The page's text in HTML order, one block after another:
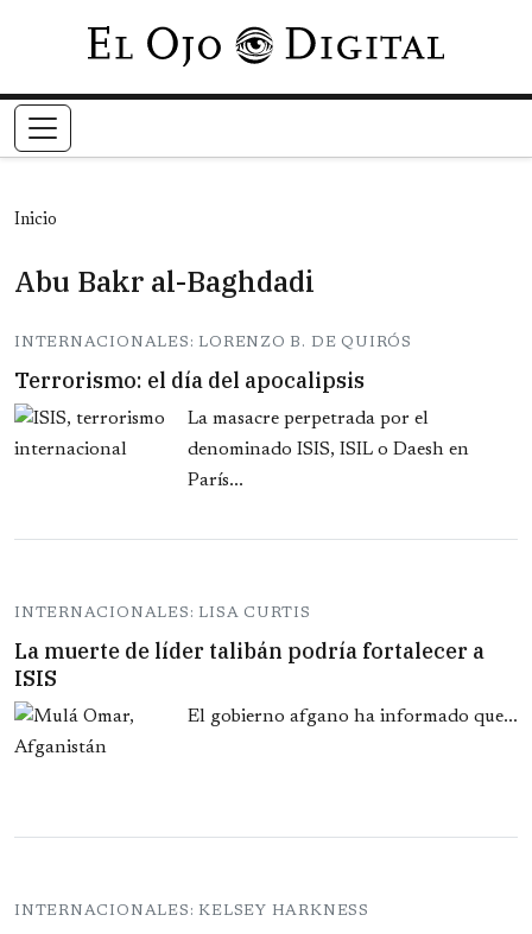
Pasar al contenido principal
Inicio
Abu Bakr al-Baghdadi
INTERNACIONALES: LORENZO B. DE QUIRÓS
Terrorismo: el día del apocalipsis
La masacre perpetrada por el
denominado ISIS, ISIL o Daesh en
París...
INTERNACIONALES: LISA CURTIS
La muerte de líder talibán podría fortalecer a
ISIS
El gobierno afgano ha informado que...
INTERNACIONALES: KELSEY HARKNESS